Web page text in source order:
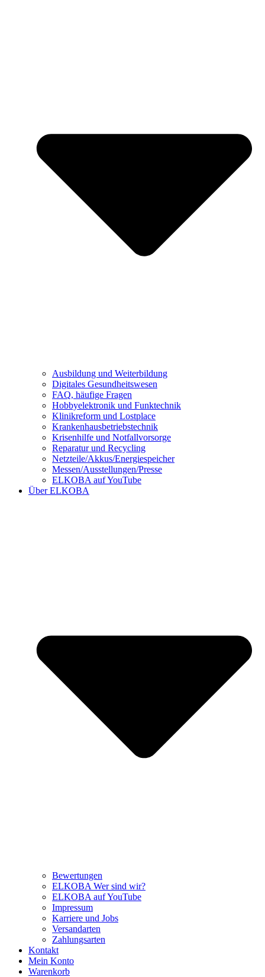
Ausbildung und Weiterbildung
Digitales Gesundheitswesen
FAQ, häufige Fragen
Hobbyelektronik und Funktechnik
Klinikreform und Lostplace
Krankenhausbetriebstechnik
Krisenhilfe und Notfallvorsorge
Reparatur und Recycling
Netzteile/Akkus/Energiespeicher
Messen/Ausstellungen/Presse
ELKOBA auf YouTube
Über ELKOBA
Bewertungen
ELKOBA Wer sind wir?
ELKOBA auf YouTube
Impressum
Karriere und Jobs
Versandarten
Zahlungsarten
Kontakt
Mein Konto
Warenkorb